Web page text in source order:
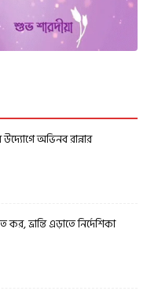
অভিনব রান্নার
কর, ভ্রান্তি এড়াতে নির্দেশিকা